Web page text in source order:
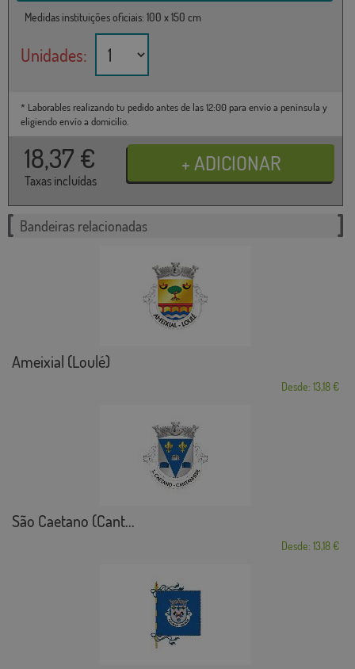
Medidas instituições oficiais: 100 x 150 cm
Unidades:
* Laborables realizando tu pedido antes de las 12:00 para envío a península y
eligiendo envío a domicilio.
18,37 €
Taxas incluídas
Bandeiras relacionadas
Ameixial (Loulé)
Desde: 13,18 €
São Caetano (Cant...
Desde: 13,18 €